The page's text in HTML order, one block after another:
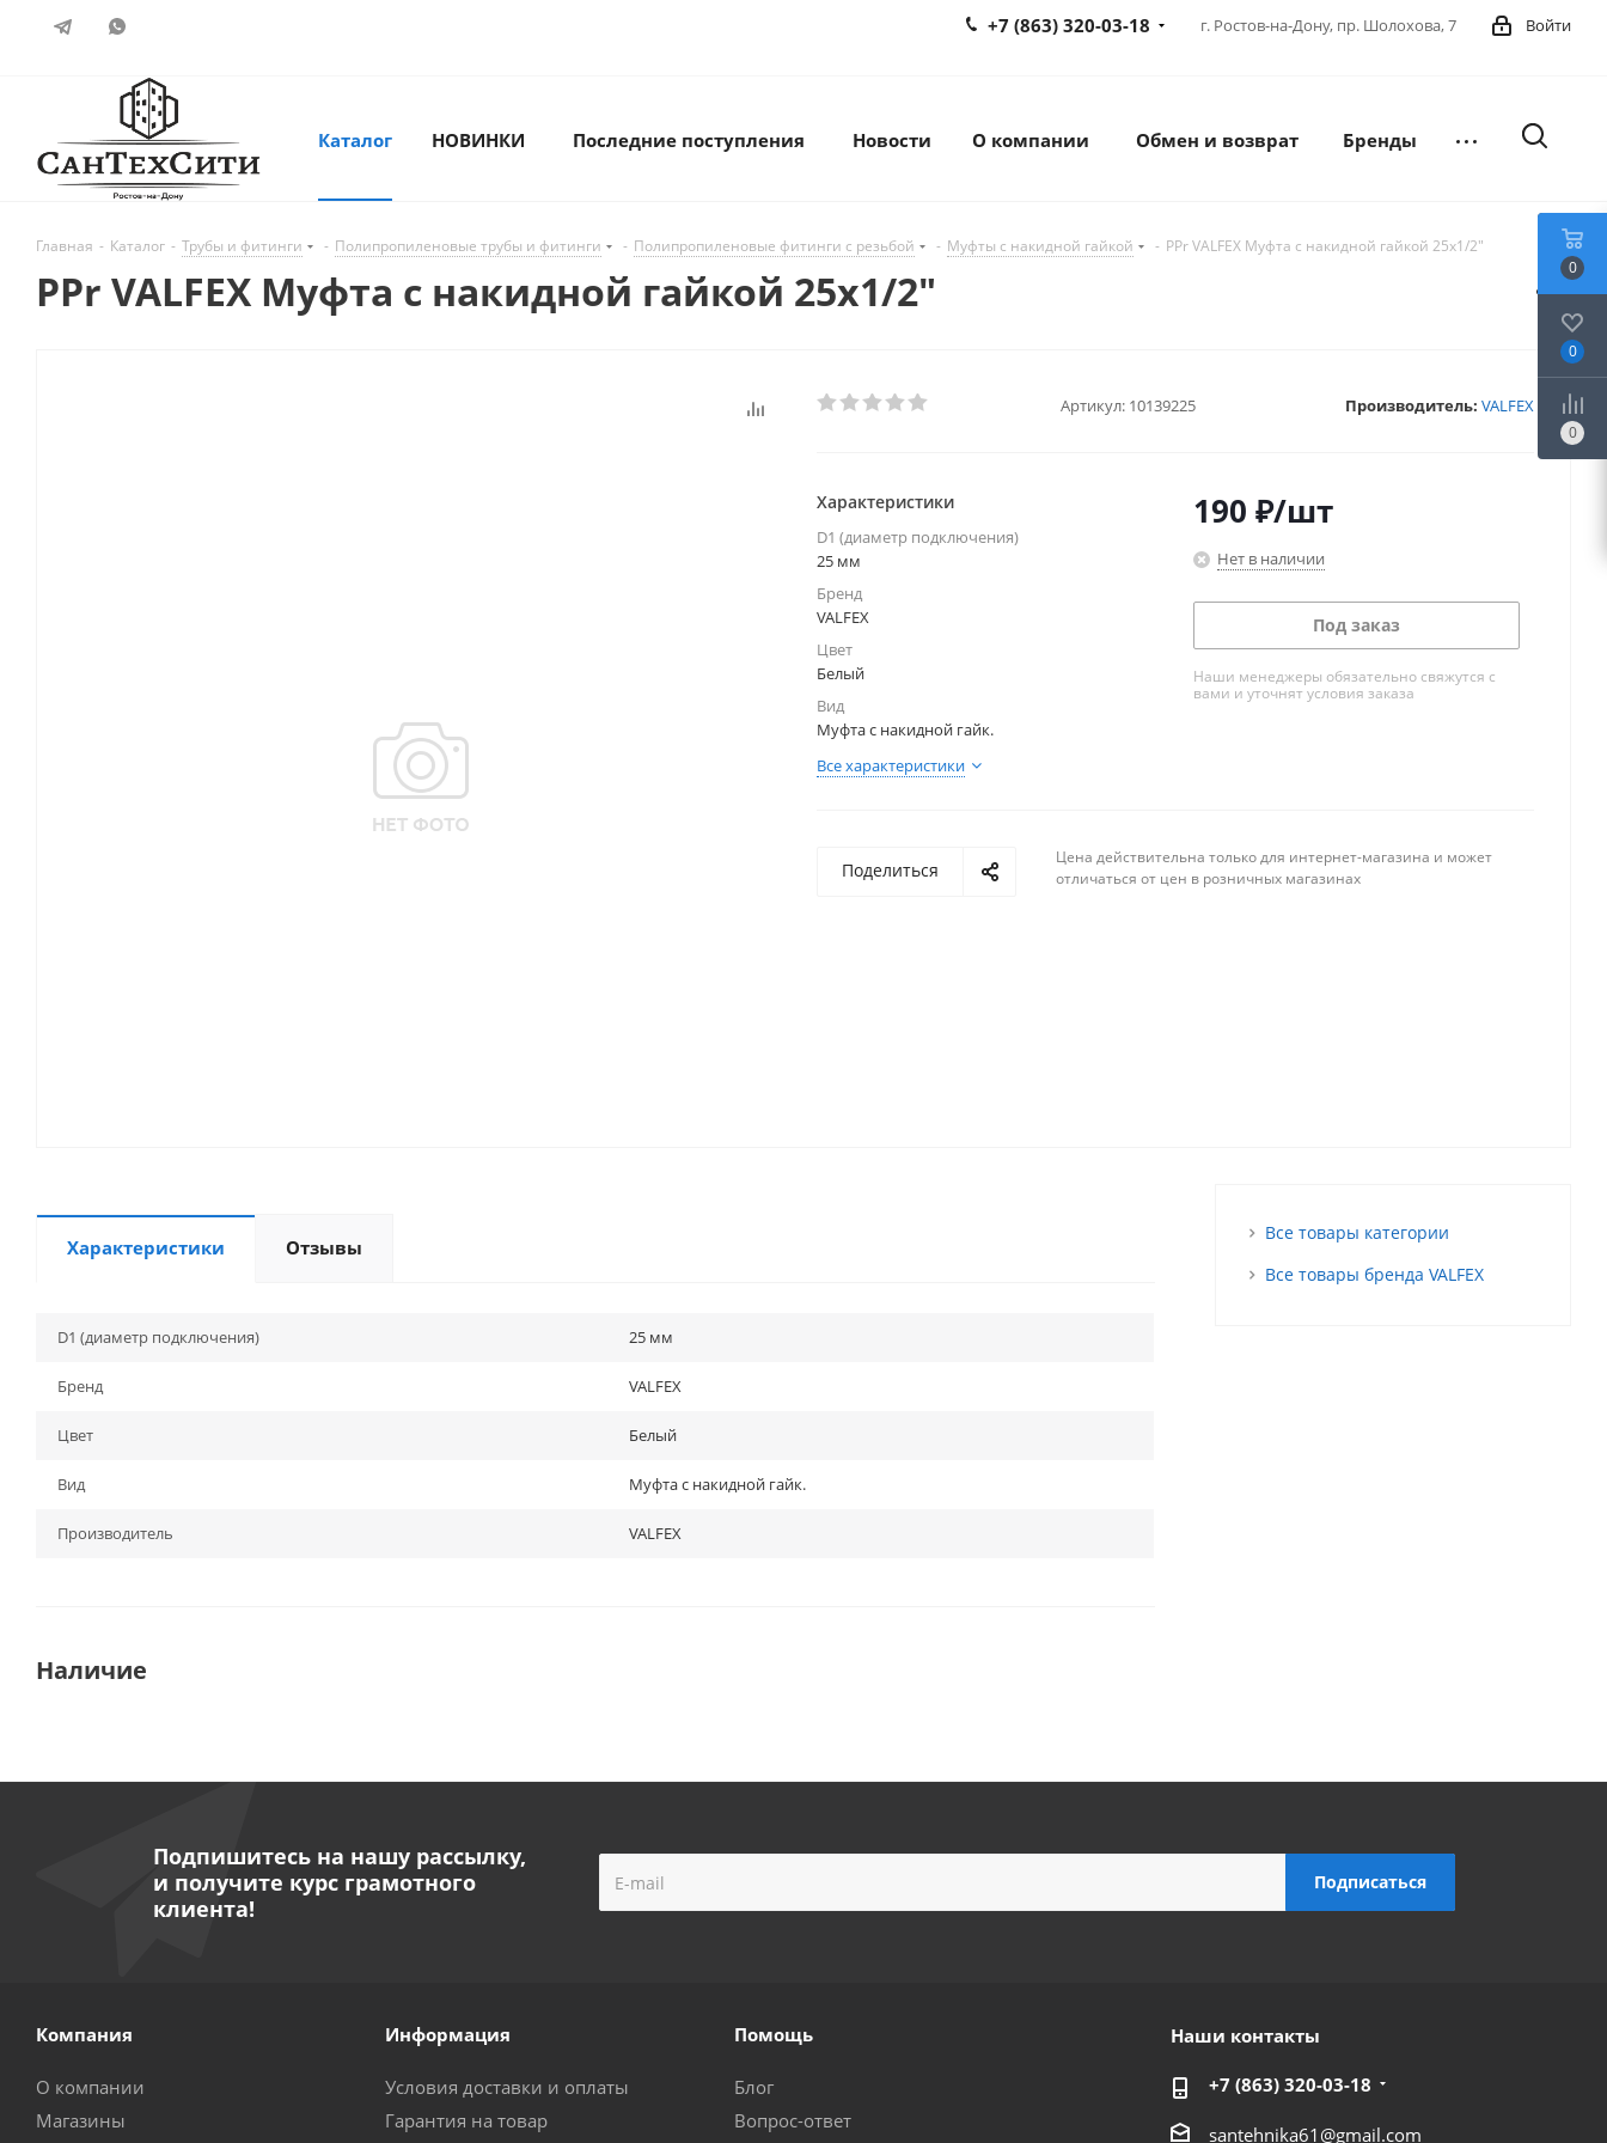
Войти
г. Ростов-на-Дону, пр. Шолохова, 7
+7 (863) 320-03-18
Каталог НОВИНКИ Последние поступления Новости О компании Обмен и возврат Бренды
Главная - Каталог - Трубы и фитинги - Полипропиленовые трубы и фитинги - Полипропиленовые фитинги с резьбой - Муфты с накидной гайкой - PPr VALFEX Муфта с накидной гайкой 25х1/2"
PPr VALFEX Муфта с накидной гайкой 25х1/2"
Артикул: 10139225 Производитель: VALFEX
Характеристики
D1 (диаметр подключения)
25 мм
Бренд
VALFEX
Цвет
Белый
Вид
Муфта с накидной гайк.
Все характеристики
190 ₽/шт
Нет в наличии
Под заказ
Наши менеджеры обязательно свяжутся с
вами и уточнят условия заказа
Поделиться
Цена действительна только для интернет-магазина и может
отличаться от цен в розничных магазинах
Характеристики Отзывы
D1 (диаметр подключения) 25 мм
Бренд VALFEX
Цвет Белый
Вид Муфта с накидной гайк.
Производитель VALFEX
Наличие
Все товары категории
Все товары бренда VALFEX
Подпишитесь на нашу рассылку,
и получите курс грамотного
клиента!
Компания
О компании
Магазины
Информация
Условия доставки и оплаты
Гарантия на товар
Помощь
Блог
Вопрос-ответ
Наши контакты
+7 (863) 320-03-18
santehnika61@gmail.com
0
0
0